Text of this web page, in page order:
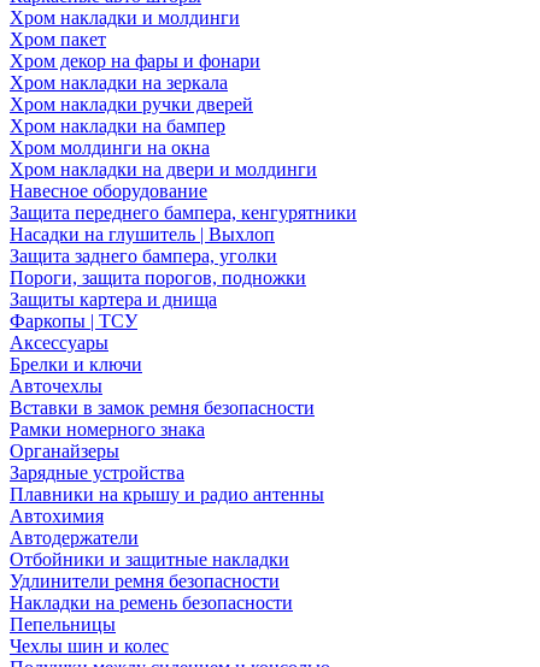
Хром накладки и молдинги
Хром пакет
Хром декор на фары и фонари
Хром накладки на зеркала
Хром накладки ручки дверей
Хром накладки на бампер
Хром молдинги на окна
Хром накладки на двери и молдинги
Навесное оборудование
Защита переднего бампера, кенгурятники
Насадки на глушитель | Выхлоп
Защита заднего бампера, уголки
Пороги, защита порогов, подножки
Защиты картера и днища
Фаркопы | ТСУ
Аксессуары
Брелки и ключи
Авточехлы
Вставки в замок ремня безопасности
Рамки номерного знака
Органайзеры
Зарядные устройства
Плавники на крышу и радио антенны
Автохимия
Автодержатели
Отбойники и защитные накладки
Удлинители ремня безопасности
Накладки на ремень безопасности
Пепельницы
Чехлы шин и колес